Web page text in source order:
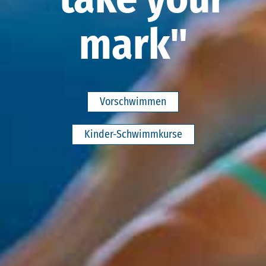
mark"
Vorschwimmen
Kinder-Schwimmkurse